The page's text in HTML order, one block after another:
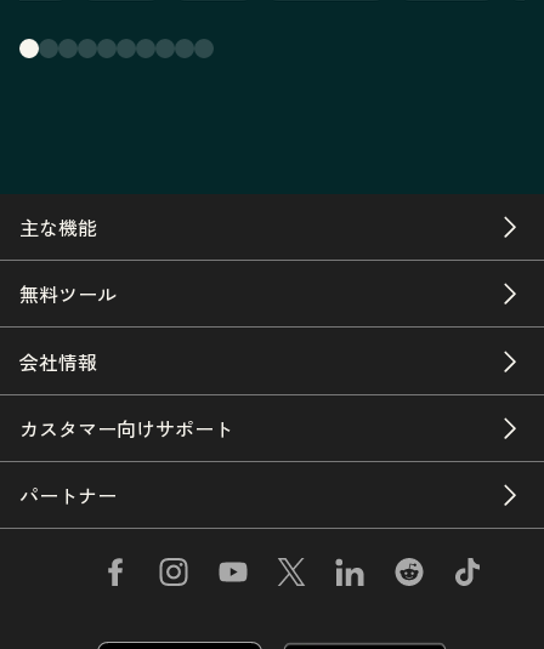
主な機能
無料ツール
会社情報
カスタマー向けサポート
パートナー